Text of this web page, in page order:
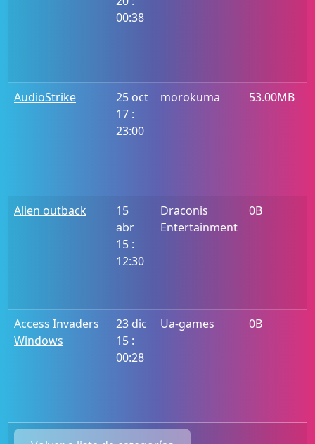
00:38
AudioStrike
25 oct
17 :
23:00
morokuma 53.00MB
Alien outback
15
abr
15 :
12:30
Draconis
Entertainment
0B
Access Invaders
Windows
23 dic
15 :
00:28
Ua-games 0B